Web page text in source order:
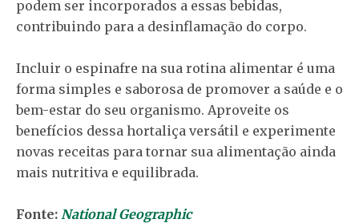
podem ser incorporados a essas bebidas,
contribuindo para a desinflamação do corpo.
Incluir o espinafre na sua rotina alimentar é uma
forma simples e saborosa de promover a saúde e o
bem-estar do seu organismo. Aproveite os
benefícios dessa hortaliça versátil e experimente
novas receitas para tornar sua alimentação ainda
mais nutritiva e equilibrada.
Fonte: National Geographic